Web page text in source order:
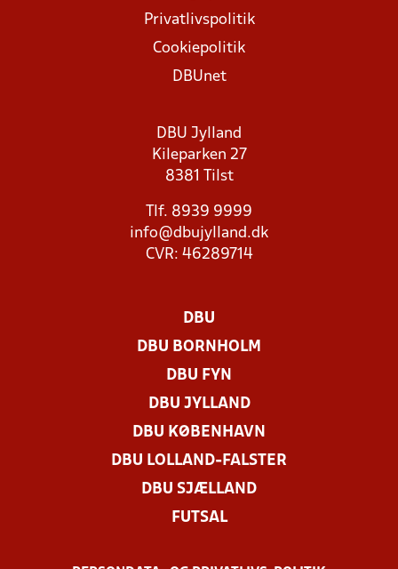
Privatlivspolitik
Cookiepolitik
DBUnet
DBU Jylland
Kileparken 27
8381 Tilst
Tlf. 8939 9999
info@dbujylland.dk
CVR: 46289714
DBU
DBU BORNHOLM
DBU FYN
DBU JYLLAND
DBU KØBENHAVN
DBU LOLLAND-FALSTER
DBU SJÆLLAND
FUTSAL